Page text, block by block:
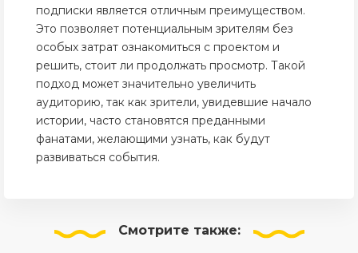
подписки является отличным преимуществом.
Это позволяет потенциальным зрителям без
особых затрат ознакомиться с проектом и
решить, стоит ли продолжать просмотр. Такой
подход может значительно увеличить
аудиторию, так как зрители, увидевшие начало
истории, часто становятся преданными
фанатами, желающими узнать, как будут
развиваться события.
Смотрите также: